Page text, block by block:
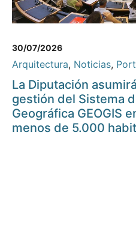
30/07/2026
Arquitectura, Noticias,
La Diputación
gestión del Sistema
Geográfica GEOGIS
menos de 5.000